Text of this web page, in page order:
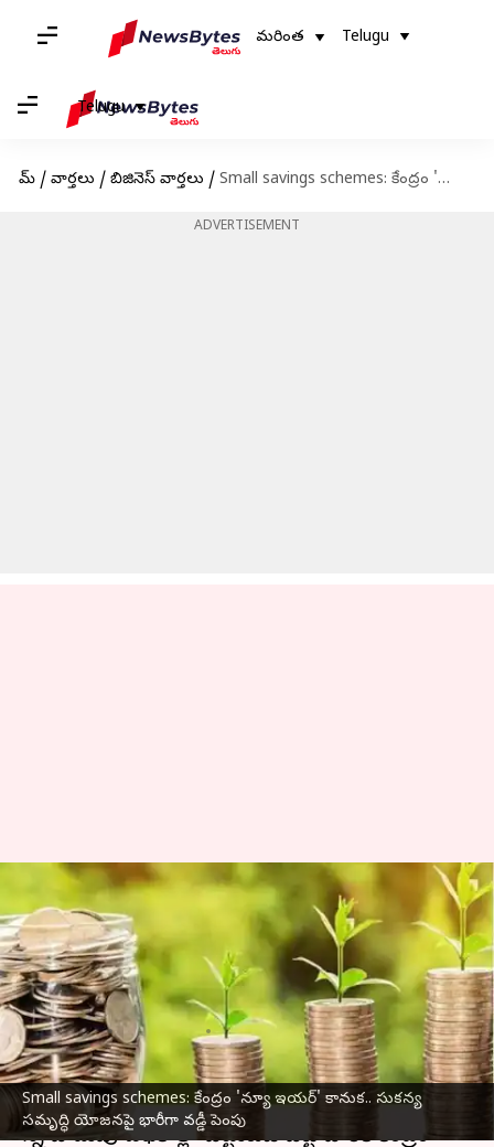
మరింత Telugu
Telugu
హోమ్ / వార్తలు / బిజినెస్ వార్తలు / Small savings schemes: కేంద్రం 'న్యూ ఇయర్' కానుక.. సుకన్య సమృద్ధి యోజనపై భారీగా వడ్డీ పెంపు
ADVERTISEMENT
Small savings schemes: కేంద్రం 'న్యూ ఇయర్' కానుక.. సుకన్య
సమృద్ధి యోజనపై భారీగా వడ్డీ పెంపు
Small savings schemes: కేంద్రం
'న్యూ ఇయర్' కానుక.. సుకన్య
సమృద్ధి యోజనపై భారీగా వడ్డీ
పెంపు
వ్రాసిన వారు Stalin Dec 30, 2023 09:03 am
ఈ వార్తాకథనం ఏంటి
చిన్న పొదుపు పథకాల్లో పెట్టుబడి పెట్టే వారికి కేంద్రం